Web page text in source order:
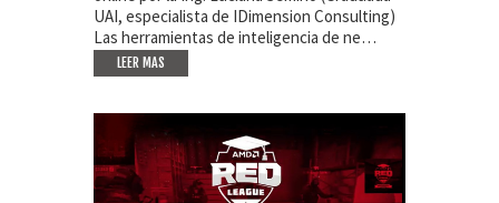
UAI, especialista de IDimension Consulting)
Las herramientas de inteligencia de ne…
LEER MAS